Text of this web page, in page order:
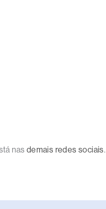
nas demais redes sociais.